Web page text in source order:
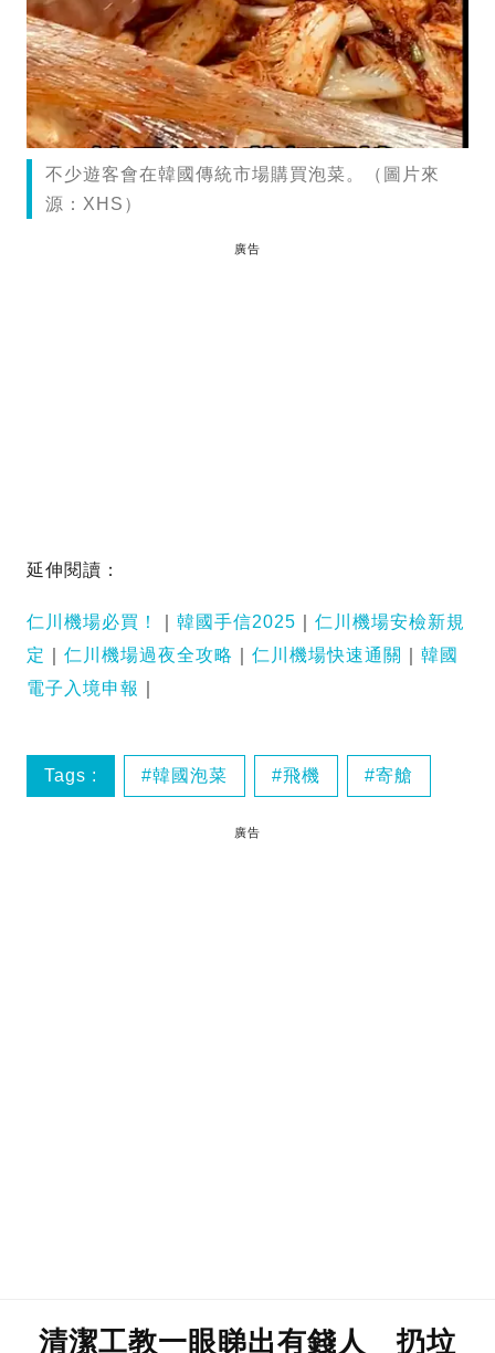
不少遊客會在韓國傳統市場購買泡菜。（圖片來
源：XHS）
廣告
延伸閱讀：
仁川機場必買！ 韓國手信2025
仁川機場安檢新規
定
仁川機場過夜全攻略 仁川機場快速通關
韓國
電子入境申報
Tags : 韓國泡菜 飛機 寄艙
廣告
清潔工教一眼睇出有錢人 扔垃